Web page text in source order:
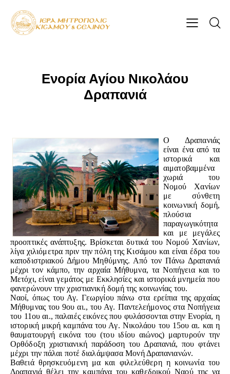
Ενορία Αγίου Νικολάου
Δραπανιά
Ο Δραπανιάς
είναι ένα από τα
ιστορικά και
αιματοβαμμένα
χωριά του
Νομού Χανίων
με σύνθετη
κοινωνική δομή,
πλούσια
παραγωγικότητα
και με μεγάλες
προοπτικές ανάπτυξης. Βρίσκεται δυτικά του Νομού Χανίων,
λίγα χιλιόμετρα πριν την πόλη της Κισάμου και είναι έδρα του
καποδιστριακού Δήμου Μηθύμνης. Από τον Πάνω Δραπανιά
μέχρι τον κάμπο, την αρχαία Μήθυμνα, τα Νοπήγεια και το
Μετόχι, είναι γεμάτος με Εκκλησίες και ιστορικά μνημεία που
φανερώνουν την χριστιανική δομή της κοινωνίας του.
Ναοί, όπως του Αγ. Γεωργίου πάνω στα ερείπια της αρχαίας
Μήθυμνας του 9ου αι., του Αγ. Παντελεήμονος στα Νοπήγεια
του 11ου αι., παλαιές εικόνες που φυλάσσονται στην Ενορία, η
ιστορική μικρή καμπάνα του Αγ. Νικολάου του 15ου αι. και η
θαυματουργή εικόνα του (του ιδίου αιώνος) μαρτυρούν την
Ορθόδοξη χριστιανική παράδοση του Δραπανιά, που φτάνει
μέχρι την πάλαι ποτέ διαλάμψασα Μονή Δραπανιανών.
Βαθειά θρησκευόμενη μα και φιλελεύθερη η κοινωνία του
Δραπανιά θέλει την καμπάνα του καθεδρικού Ναού της να